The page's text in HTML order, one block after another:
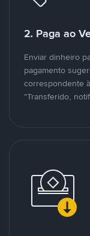
2. Paga ao
Enviar dinheiro
pagamento
correspondente
"Transferido,